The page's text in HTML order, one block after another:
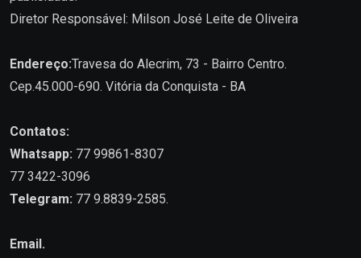
Diretor Responsável: Milson José Leite de Oliveira
Endereço:Travesa do Alecrim, 73 - Bairro Centro.
Cep.45.000-690. Vitória da Conquista - BA
Contatos:
Whatsapp: 77 99861-8307
77 3422-3096
Telegram: 77 9.8839-2585.
Email.